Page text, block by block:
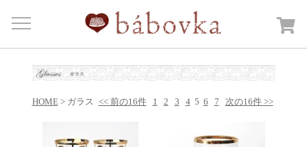
Menu
HOME
商品カテゴリーOpen submenu
カートを見る
HOME> ガラス << 前の16件 1 2 3 4 5 6 7 次の16件 >>